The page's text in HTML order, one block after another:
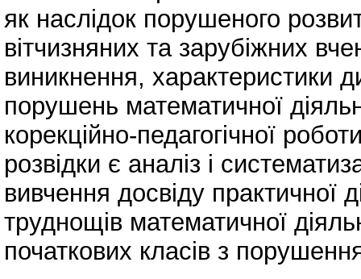
як наслідок порушеного
вітчизняних та зарубіжних
виникнення, характеристики
порушень математичної
корекційно‐педагогічної
розвідки є аналіз і
вивчення досвіду практичної
труднощів математичної
початкових класів з